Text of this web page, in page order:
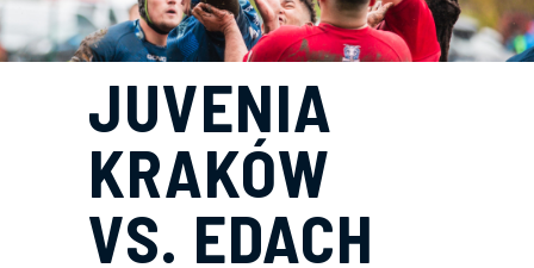
JUVENIA
KRAKÓW
VS. EDACH